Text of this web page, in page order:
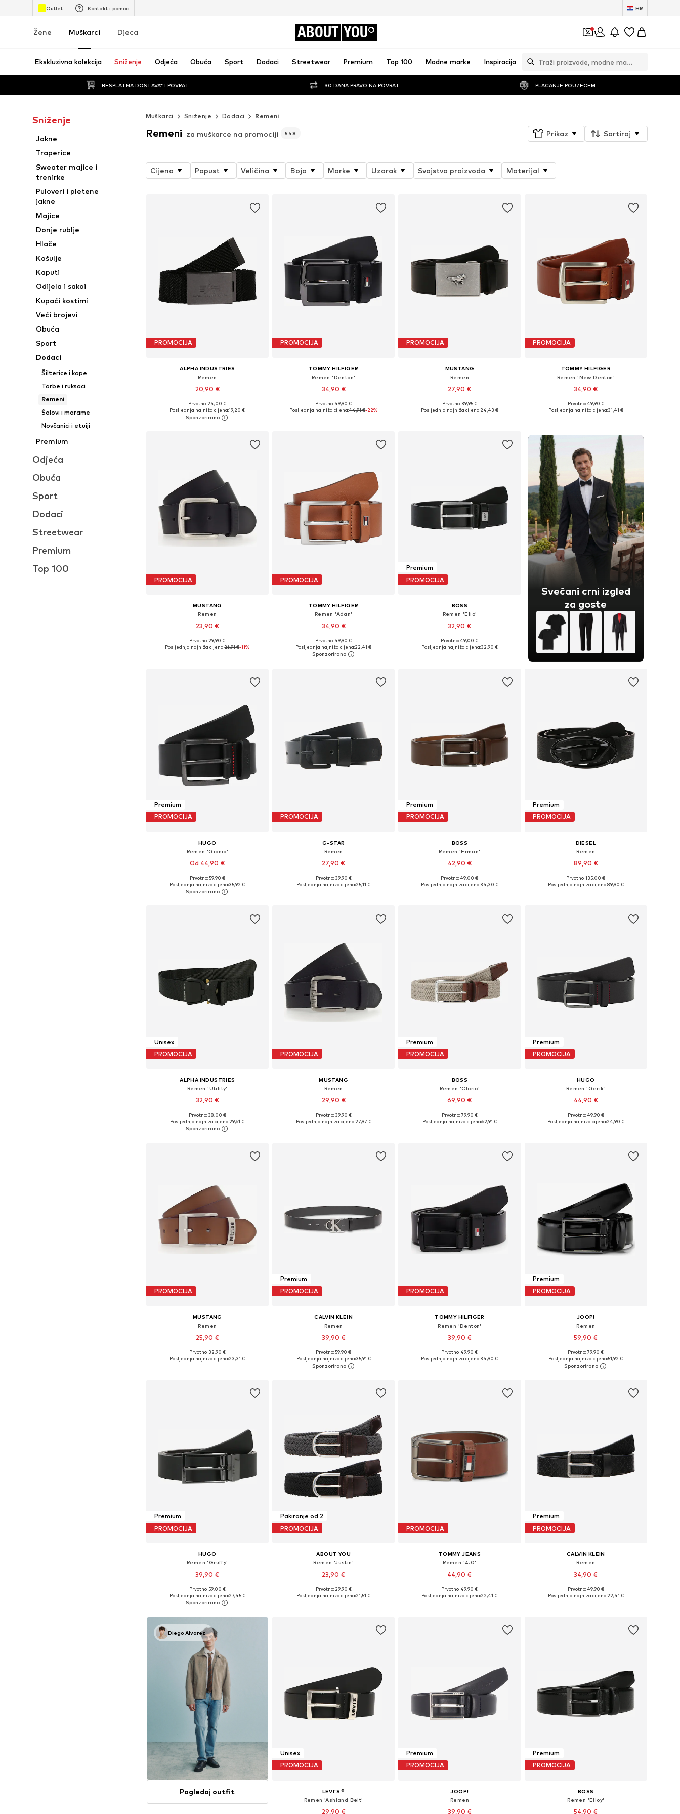
Outlet Kontakt i pomoć HR
Žene Muškarci Djeca ABOUT YOU 1
Ekskluzivna kolekcija Sniženje Odjeća Obuća Sport Dodaci Streetwear Premium Top 100 Modne marke Inspiracija
BESPLATNA DOSTAVA* I POVRAT 30 DANA PRAVO NA POVRAT PLAĆANJE POUZEĆEM
Sniženje
Jakne
Traperice
Sweater majice i
trenirke
Puloveri i pletene
jakne
Majice
Donje rublje
Hlače
Košulje
Kaputi
Odijela i sakoi
Kupaći kostimi
Veći brojevi
Obuća
Sport
Dodaci
Šilterice i kape
Torbe i ruksaci
Remeni
Šalovi i marame
Novčanici i etuiji
Premium
Odjeća
Obuća
Sport
Dodaci
Streetwear
Premium
Top 100
Muškarci Sniženje Dodaci Remeni
Remeni za muškarce na promociji 548 Prikaz Sortiraj
Cijena Popust Veličina Boja Marke Uzorak Svojstva proizvoda Materijal
PROMOCIJA
ALPHA INDUSTRIES
Remen
20,90 €
Dostupne veličine: 80-105
Dodaj u košaricu
Prvotno: 24,00 €
Posljednja najniža cijena:19,20 €
PROMOCIJA
TOMMY HILFIGER
Remen 'Denton'
34,90 €
Dostupno u više veličina
Prvotno: 49,90 €
Posljednja najniža cijena:44,91 €-22%
PROMOCIJA
MUSTANG
Remen
27,90 €
Dostupne veličine: 80, 85, 90, 95, 100, 105
Prvotno: 39,95 €
Posljednja najniža cijena:24,43 €
PROMOCIJA
TOMMY HILFIGER
Remen 'New Denton'
34,90 €
Dostupno u više veličina
Prvotno: 49,90 €
Posljednja najniža cijena:31,41 €
PROMOCIJA
MUSTANG
Remen
23,90 €
Dostupne veličine: 80, 85, 90, 100, 105, 110
Prvotno: 29,90 €
Posljednja najniža cijena:26,91 €-11%
PROMOCIJA
TOMMY HILFIGER
Remen 'Adan'
34,90 €
Dostupno u više veličina
Dodaj u košaricu
Prvotno: 49,90 €
Posljednja najniža cijena:22,41 €
Premium
PROMOCIJA
BOSS
Remen 'Elio'
32,90 €
Dostupne veličine: 85, 90, 95, 100, 105
Prvotno: 49,00 €
Posljednja najniža cijena:32,90 €
Svečani crni izgled
za goste
Premium
PROMOCIJA
HUGO
Remen 'Gionio'
Od 44,90 €
Dostupno u više veličina
Dodaj u košaricu
Prvotno: 59,90 €
Posljednja najniža cijena:35,92 €
PROMOCIJA
G-STAR
Remen
27,90 €
Dostupno u više veličina
Prvotno: 39,90 €
Posljednja najniža cijena:25,11 €
Premium
PROMOCIJA
BOSS
Remen 'Erman'
42,90 €
Dostupne veličine: 85, 90, 95, 100, 105
Prvotno: 49,00 €
Posljednja najniža cijena:34,30 €
Premium
PROMOCIJA
DIESEL
Remen
89,90 €
Dostupne veličine: 85, 90, 95, 100, 105
Prvotno: 135,00 €
Posljednja najniža cijena:89,90 €
Unisex
PROMOCIJA
ALPHA INDUSTRIES
Remen 'Utility'
32,90 €
Dostupne veličine: 75-95
Dodaj u košaricu
Prvotno: 38,00 €
Posljednja najniža cijena:29,61 €
PROMOCIJA
MUSTANG
Remen
29,90 €
Dostupno u više veličina
Prvotno: 39,90 €
Posljednja najniža cijena:27,97 €
Premium
PROMOCIJA
BOSS
Remen 'Clorio'
69,90 €
Dostupne veličine: 80, 90, 95, 100, 105
Prvotno: 79,90 €
Posljednja najniža cijena:62,91 €
Premium
PROMOCIJA
HUGO
Remen 'Gerik'
44,90 €
Dostupno u više veličina
Prvotno: 49,90 €
Posljednja najniža cijena:24,90 €
PROMOCIJA
MUSTANG
Remen
25,90 €
Dostupne veličine: 85, 90, 95, 100, 105
Prvotno: 32,90 €
Posljednja najniža cijena:23,31 €
Premium
PROMOCIJA
CALVIN KLEIN
Remen
39,90 €
Dostupno u više veličina
Dodaj u košaricu
Prvotno: 59,90 €
Posljednja najniža cijena:35,91 €
PROMOCIJA
TOMMY HILFIGER
Remen 'Denton'
39,90 €
Dostupno u više veličina
Prvotno: 49,90 €
Posljednja najniža cijena:34,90 €
Premium
PROMOCIJA
JOOP!
Remen
59,90 €
Dostupne veličine: 80, 85, 95, 100, 105, 110
Dodaj u košaricu
Prvotno: 79,90 €
Posljednja najniža cijena:51,92 €
Premium
PROMOCIJA
HUGO
Remen 'Gruffy'
39,90 €
Dostupne veličine: 80-105
Dodaj u košaricu
Prvotno: 59,00 €
Posljednja najniža cijena:27,45 €
Pakiranje od 2
PROMOCIJA
ABOUT YOU
Remen 'Justin'
23,90 €
Dostupne veličine: 90, 95, 100, 105
Prvotno: 29,90 €
Posljednja najniža cijena:21,51 €
PROMOCIJA
TOMMY JEANS
Remen '4.0'
44,90 €
Dostupno u više veličina
Prvotno: 49,90 €
Posljednja najniža cijena:22,41 €
Premium
PROMOCIJA
CALVIN KLEIN
Remen
34,90 €
Dostupne veličine: 85, 90, 95, 100, 105, 110
Prvotno: 49,90 €
Posljednja najniža cijena:22,41 €
Diego Alvarez
Pogledaj outfit
Unisex
PROMOCIJA
LEVI'S ®
Remen 'Ashland Belt'
29,90 €
Premium
PROMOCIJA
JOOP!
Remen
39,90 €
Premium
PROMOCIJA
BOSS
Remen 'Elloy'
54,90 €